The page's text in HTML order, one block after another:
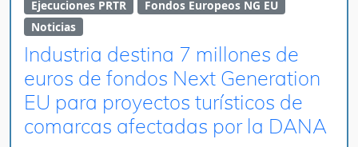
Ejecuciones PRTR
Fondos Europeos NG EU
Noticias
Industria destina 7 millones de
euros de fondos Next Generation
EU para proyectos turísticos de
comarcas afectadas por la DANA